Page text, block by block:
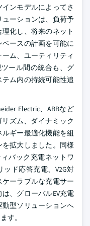
ンモデルによってさ
ーションは、負荷予
化し、将来のネット
ースの計画を可能に
ム、ユーティリティ
ール間の統合も、グ
ム内の持続可能性追
Electric、ABBなど
ズム、ダイナミック
ギー最適化機能を組
拡大しました。同様
バック充電ネットワ
ド応答充電、V2G対
ーラブルな充電サー
、グローバルEV充電
型ソリューションへ
す。